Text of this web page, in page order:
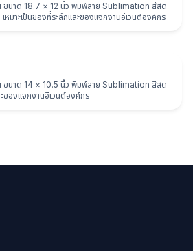
ขนาด 18.7 × 12 นิ้ว พิมพ์ลาย Sublimation สีสด
มาะเป็นของที่ระลึกและของแจกงานอีเวนต์องค์กร
ขนาด 14 × 10.5 นิ้ว พิมพ์ลาย Sublimation สีสด
ของแจกงานอีเวนต์องค์กร